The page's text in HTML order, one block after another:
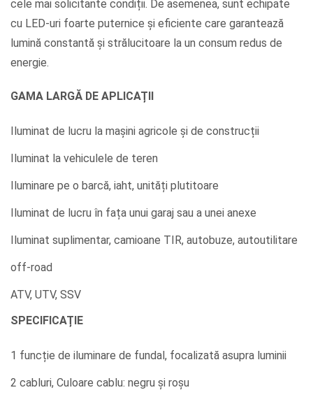
cele mai solicitante condiții. De asemenea, sunt echipate
cu LED-uri foarte puternice și eficiente care garantează
lumină constantă și strălucitoare la un consum redus de
energie.
GAMA LARGĂ DE APLICAȚII
Iluminat de lucru la mașini agricole și de construcții
Iluminat la vehiculele de teren
Iluminare pe o barcă, iaht, unități plutitoare
Iluminat de lucru în fața unui garaj sau a unei anexe
Iluminat suplimentar, camioane TIR, autobuze, autoutilitare
off-road
ATV, UTV, SSV
SPECIFICAȚIE
1 funcție de iluminare de fundal, focalizată asupra luminii
2 cabluri, Culoare cablu: negru și roșu